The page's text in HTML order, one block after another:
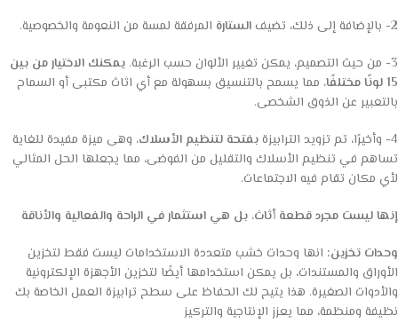
2- بالإضافة إلى ذلك، تضيف
الستارة المرفقة لمسة من النعومة والخصوصية.
3- من حيث التصميم، يمكن تغيير الألوان حسب الرغبة.
يمكنك الاختيار من بين
15 لونًا مختلفًا،
مما يسمح بالتنسيق بسهولة مع أي اثاث مكتبى أو السماح
بالتعبير عن الذوق الشخصى.
4- وأخيرًا، تم تزويد الترابيزة
بفتحة لتنظيم الأسلاك، وهى ميزة مفيدة للغاية
تساهم في تنظيم الأسلاك والتقليل من الفوضى، مما يجعلها الحل المثالي
لأي مكان تقام فيه الاجتماعات.
إنها ليست مجرد قطعة أثاث، بل هي استثمار في الراحة والفعالية والأناقة
وحدات تخزين: انها وحدات خشب متعددة الاستخدامات ليست فقط لتخزين
الأوراق والمستندات، بل يمكن استخدامها أيضًا لتخزين الأجهزة الإلكترونية
والأدوات الصغيرة. هذا يتيح لك الحفاظ على سطح ترابيزة العمل الخاصة بك
نظيفة ومنظمة، مما يعزز الإنتاجية والتركيز